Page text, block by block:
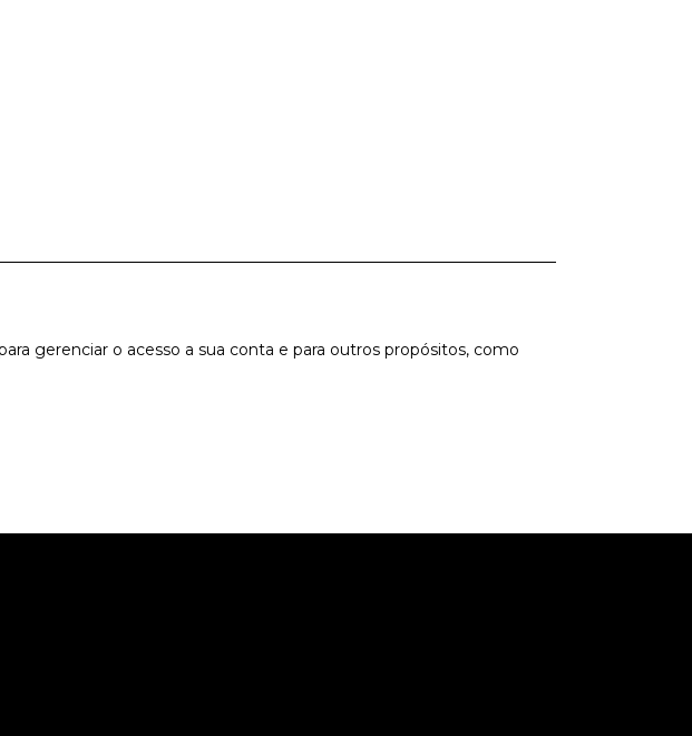
gerenciar o acesso a sua conta e para outros propósitos, como